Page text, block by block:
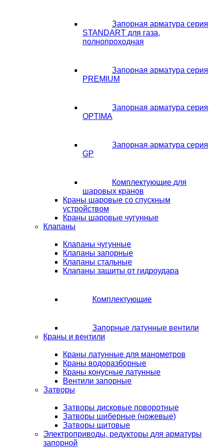
Запорная арматура серия
STANDART для газа,
полнопроходная
Запорная арматура серия
PREMIUM
Запорная арматура серия
OPTIMA
Запорная арматура серия
GP
Комплектующие для
шаровых кранов
Краны шаровые со спускным
устройством
Краны шаровые чугунные
Клапаны
Клапаны чугунные
Клапаны запорные
Клапаны стальные
Клапаны защиты от гидроудара
Комплектующие
Запорные латунные вентили
Краны и вентили
Краны латунные для манометров
Краны водоразборные
Краны конусные латунные
Вентили запорные
Затворы
Затворы дисковые поворотные
Затворы шиберные (ножевые)
Затворы щитовые
Электроприводы, редукторы для арматуры
запорной